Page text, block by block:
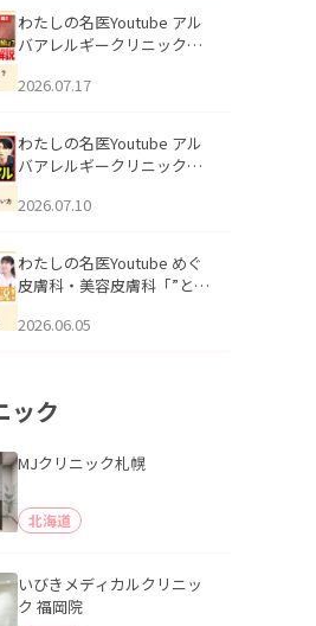
公開いたしました。
わたしの名医Youtube アル
バアレルギークリニック札
跡にVビームは効く？向いて
説」を公開いたしました。
2026.07.17
わたしの名医Youtube アル
バアレルギークリニック札
医師が明かす副作用・リバ
公開いたしました。
2026.07.10
わたしの名医Youtube めぐ
皮膚科・美容皮膚科「”とお
ッズの肌悩みに本気で答え
2026.06.05
ック
MJクリニック札幌
北海道
いびきメディカルクリニッ
ク 福岡院